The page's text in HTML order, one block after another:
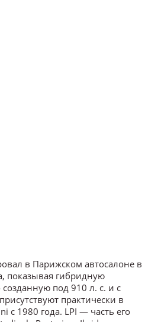
в Парижском автосалоне в
показывая гибридную
под 910 л. с. и с
практически в
с 1980 года. LPI — часть его